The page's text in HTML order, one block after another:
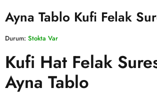
Ayna Tablo Kufi Felak
Durum: Stokta Var
Kufi Hat Felak
Ayna Tablo